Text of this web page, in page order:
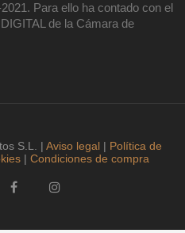
Para ello ha contado con el
de la Cámara de
S.L. | Aviso legal| Política de
| Condiciones de compra